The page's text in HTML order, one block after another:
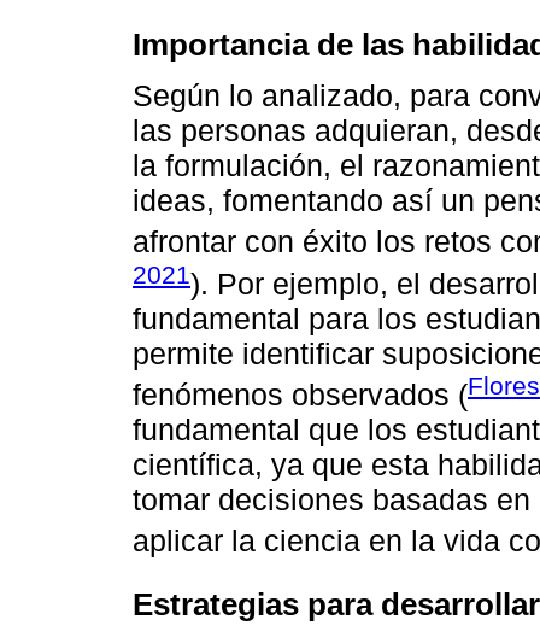
Importancia de las
Según lo analizado, para
las personas adquieran,
la formulación, el
ideas, fomentando así un
afrontar con éxito los retos
2021). Por ejemplo, el
fundamental para los
permite identificar
fenómenos observados (
fundamental que los
científica, ya que esta
tomar decisiones basadas
aplicar la ciencia en la vida
Estrategias para